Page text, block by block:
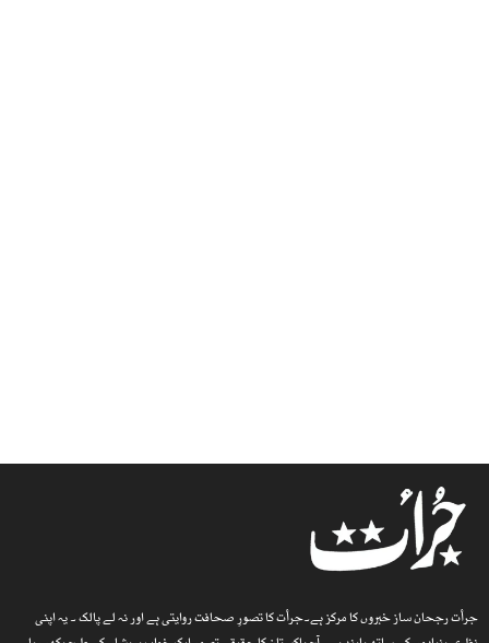
جرأت رجحان ساز خبروں کا مرکز ہے۔جرأت کا تصورِ صحافت روایتی ہے اور نہ لے پالک ۔ یہ اپنی